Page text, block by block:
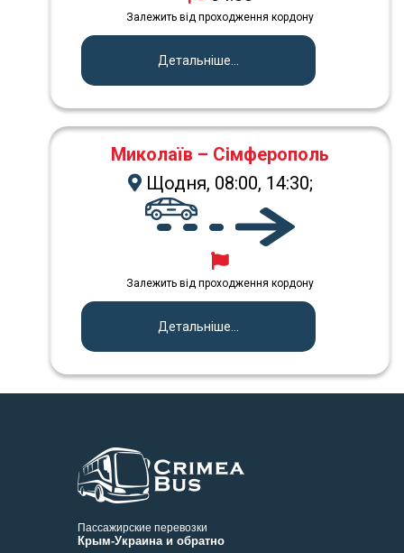
Залежить від проходження кордону
Детальніше...
Миколаїв – Сімферополь
Щодня, 08:00, 14:30;
Залежить від проходження кордону
Детальніше...
Пассажирские перевозки
Крым-Украина и обратно